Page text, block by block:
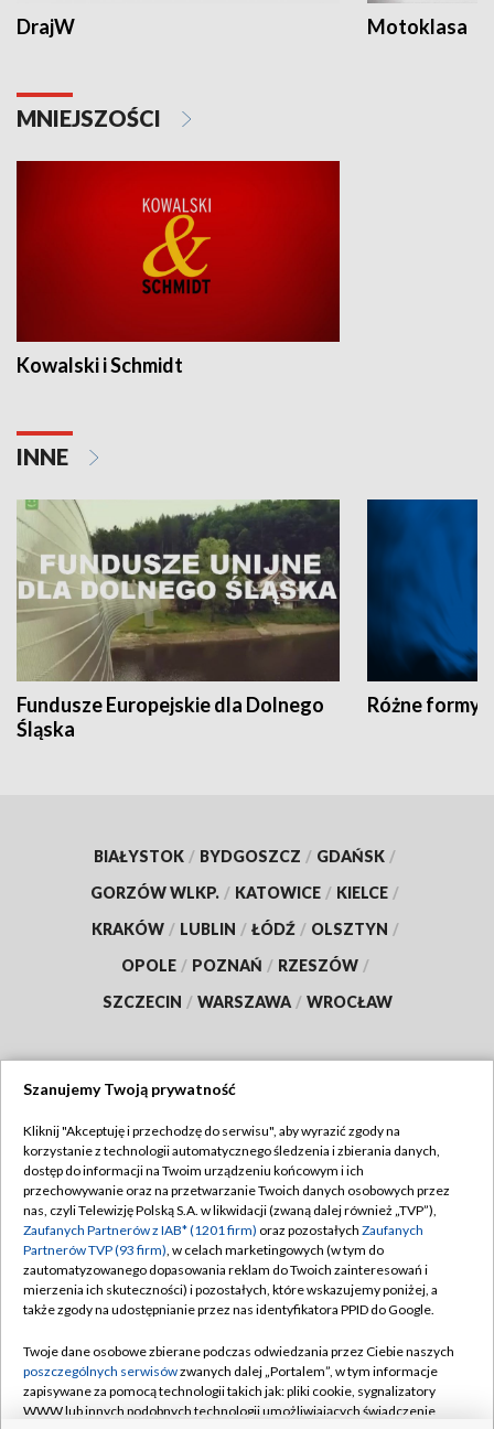
DrajW Motoklasa
MNIEJSZOŚCI
Kowalski i Schmidt
INNE
Fundusze Europejskie dla Dolnego
Śląska
Różne formy
BIAŁYSTOK / BYDGOSZCZ / GDAŃSK /
GORZÓW WLKP. / KATOWICE / KIELCE /
KRAKÓW / LUBLIN / ŁÓDŹ / OLSZTYN /
OPOLE / POZNAŃ / RZESZÓW /
SZCZECIN / WARSZAWA / WROCŁAW
TVP
Abonament TVP
Emisja w TVP
Centrum informacji TVP
Naziemna Telewizja Cyfrowa
Rada Programowa
System NOS
Regulamin TVP
Polityka prywatności
Moje zgody
Pomoc
Kontakt
Szanujemy Twoją prywatność
Kliknij "Akceptuję i przechodzę do serwisu", aby wyrazić zgody na
korzystanie z technologii automatycznego śledzenia i zbierania danych,
dostęp do informacji na Twoim urządzeniu końcowym i ich
przechowywanie oraz na przetwarzanie Twoich danych osobowych przez
nas, czyli Telewizję Polską S.A. w likwidacji (zwaną dalej również „TVP”),
Zaufanych Partnerów z IAB* (1201 firm) oraz pozostałych Zaufanych
Partnerów TVP (93 firm), w celach marketingowych (w tym do
zautomatyzowanego dopasowania reklam do Twoich zainteresowań i
mierzenia ich skuteczności) i pozostałych, które wskazujemy poniżej, a
także zgody na udostępnianie przez nas identyfikatora PPID do Google.
Twoje dane osobowe zbierane podczas odwiedzania przez Ciebie naszych
poszczególnych serwisówzwanych dalej „Portalem”, w tym informacje
zapisywane za pomocą technologii takich jak: pliki cookie, sygnalizatory
WWW lub innych podobnych technologii umożliwiających świadczenie